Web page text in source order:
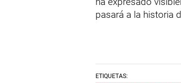
pasará a la historia
ETIQUETAS: